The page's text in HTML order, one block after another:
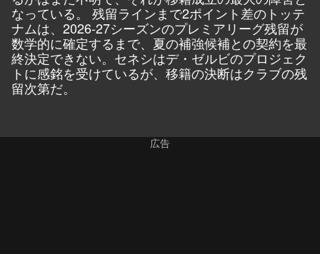
なっている。 残留ラインまで2ポイント差のトッテ
ナムは、2026-27シーズンのプレミアリーグ残留が
数学的に確定するまで、夏の補強候補との契約を最
終決定できない。セネシはデ・ゼルビのプロジェク
トに感銘を受けているが、移籍の決断はクラブの残
留次第だ。